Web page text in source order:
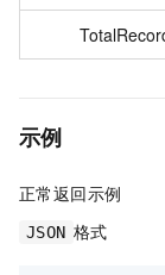
示例
正常返回示例
JSON 格式